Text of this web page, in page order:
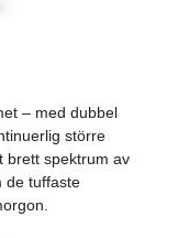
– med dubbel
större
brett spektrum av
de tuffaste